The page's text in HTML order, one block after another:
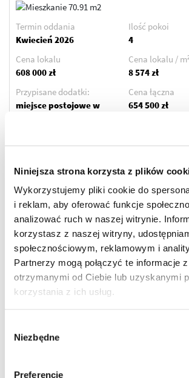
Niniejsza strona korzysta z plików
Wykorzystujemy pliki cookie do
i reklam, aby oferować funkcje
analizować ruch w naszej witrynie.
korzystasz z naszej witryny,
społecznościowym, reklamowym i
Partnerzy mogą połączyć te informacje
otrzymanymi od Ciebie lub uzyskanymi
korzystania z ich usług.
zgody
Niezbędne
Preferencje
Termin oddania
Kwiecień 2026
Ilość pokoi
4
Cena lokalu
608 000 zł
Cena lokalu / m
8 574 zł
Przypisane dodatki:
miejsce postojowe w
Cena łączna
654 500 zł
Mieszkanie 70.54 m2
budynek P9
Termin oddania
Kwiecień 2026
Ilość pokoi
4
Cena lokalu
miejsce postojowe w